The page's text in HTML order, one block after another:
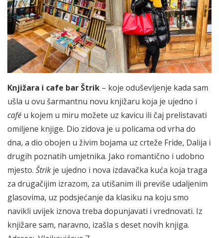
Knjižara i cafe bar Štrik – koje oduševljenje kada sam
ušla u ovu šarmantnu novu knjižaru koja je ujedno i
café u kojem u miru možete uz kavicu ili čaj prelistavati
omiljene knjige. Dio zidova je u policama od vrha do
dna, a dio obojen u živim bojama uz crteže Fride, Dalija i
drugih poznatih umjetnika. Jako romantično i udobno
mjesto. Štrik je ujedno i nova izdavačka kuća koja traga
za drugačijim izrazom, za utišanim ili previše udaljenim
glasovima, uz podsjećanje da klasiku na koju smo
navikli uvijek iznova treba dopunjavati i vrednovati. Iz
knjižare sam, naravno, izašla s deset novih knjiga.